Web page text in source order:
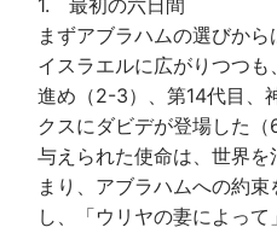
1. 最初の六日間
まずアブラハムの選びか
イスラエルに広がりつつ
進め（2-3）、第14代目、
クスにダビデが登場した
与えられた使命は、世界
まり、アブラハムへの約
し、「ウリヤの妻によっ